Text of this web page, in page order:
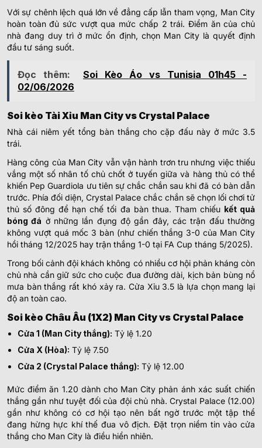
Với sự chênh lệch quá lớn về đẳng cấp lẫn tham vọng, Man City
hoàn toàn đủ sức vượt qua mức chấp 2 trái. Điểm ăn của chủ
nhà đang duy trì ở mức ổn định, chọn Man City là quyết định
đầu tư sáng suốt.
Đọc thêm:
Soi Kèo Áo vs Tunisia 01h45 -
02/06/2026
Soi kèo Tài Xỉu Man City vs Crystal Palace
Nhà cái niêm yết tổng bàn thắng cho cặp đấu này ở mức 3.5
trái.
Hàng công của Man City vẫn vận hành trơn tru nhưng việc thiếu
vắng một số nhân tố chủ chốt ở tuyến giữa và hàng thủ có thể
khiến Pep Guardiola ưu tiên sự chắc chắn sau khi đã có bàn dẫn
trước. Phía đối diện, Crystal Palace chắc chắn sẽ chọn lối chơi tử
thủ số đông để hạn chế tối đa bàn thua. Tham chiếu kết quả
bóng đá ở những lần đụng độ gần đây, các trận đấu thường
không vượt quá mốc 3 bàn (như chiến thắng 3-0 của Man City
hồi tháng 12/2025 hay trận thắng 1-0 tại FA Cup tháng 5/2025).
Trong bối cảnh đội khách không có nhiều cơ hội phản kháng còn
chủ nhà cần giữ sức cho cuộc đua đường dài, kịch bản bùng nổ
mưa bàn thắng rất khó xảy ra. Cửa Xỉu 3.5 là lựa chọn mang lại
độ an toàn cao.
Soi kèo Châu Âu (1X2) Man City vs Crystal Palace
Cửa 1 (Man City thắng): Tỷ lệ 1.20
Cửa X (Hòa): Tỷ lệ 7.50
Cửa 2 (Crystal Palace thắng): Tỷ lệ 12.00
Mức điểm ăn 1.20 dành cho Man City phản ánh xác suất chiến
thắng gần như tuyệt đối của đội chủ nhà. Crystal Palace (12.00)
gần như không có cơ hội tạo nên bất ngờ trước một tập thể
đang hừng hực khí thế đua vô địch. Đặt trọn niềm tin vào cửa
thắng cho Man City là điều hiển nhiên.